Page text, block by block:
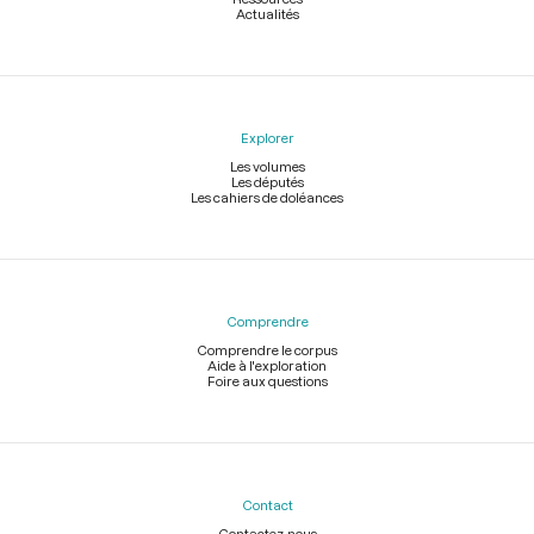
Actualités
Explorer
Les volumes
Les députés
Les cahiers de doléances
Comprendre
Comprendre le corpus
Aide à l'exploration
Foire aux questions
Contact